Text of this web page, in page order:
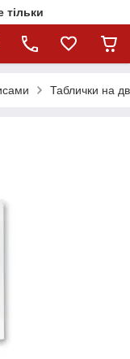
тільки
Таблички на